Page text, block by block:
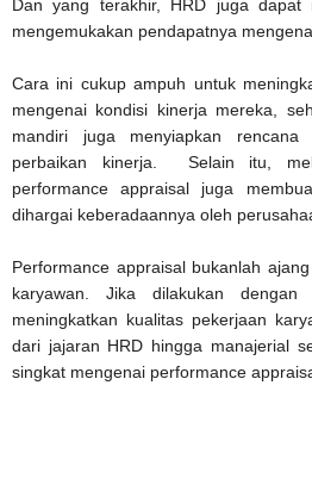
Dan yang terakhir, HRD juga dapat
mengemukakan pendapatnya
Cara ini cukup ampuh untuk
mengenai kondisi kinerja mereka,
mandiri juga menyiapkan rencana
perbaikan kinerja. Selain itu,
performance appraisal juga
dihargai keberadaannya oleh
Performance appraisal bukanlah
karyawan. Jika dilakukan
meningkatkan kualitas pekerjaan
dari jajaran HRD hingga manajerial
singkat mengenai performance